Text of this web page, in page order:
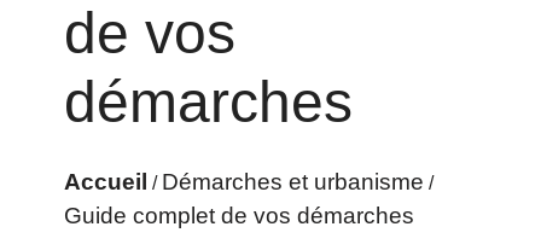
de vos
démarches
Accueil / Démarches et urbanisme /
Guide complet de vos démarches